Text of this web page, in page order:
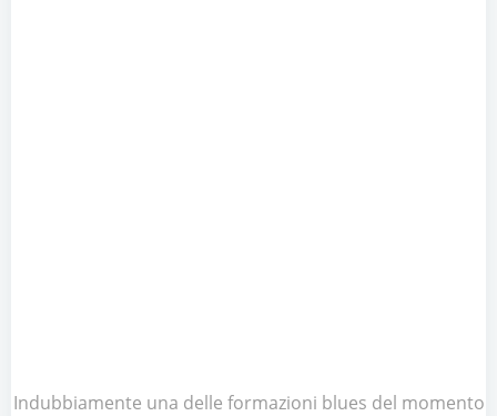
Indubbiamente una delle formazioni blues del momento